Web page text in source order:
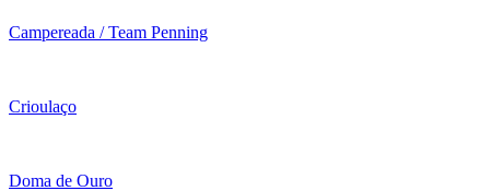
Campereada / Team Penning
Crioulaço
Doma de Ouro